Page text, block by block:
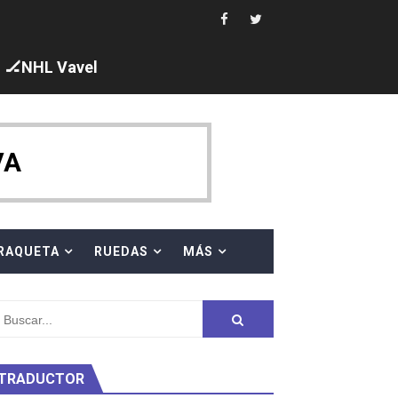
y Taddeucci. Ángela Martínez 5ª en 10km
al equipo neutral ruso, llevándose 8 medallas, seis para
🏒NHL Vavel
RAQUETA RUEDAS MÁS